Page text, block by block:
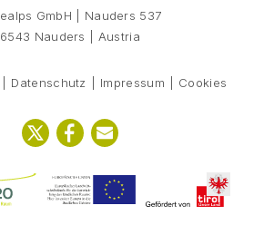
GmbH
Nauders 537
6543 Nauders Austria
Datenschutz Impressum Cookies